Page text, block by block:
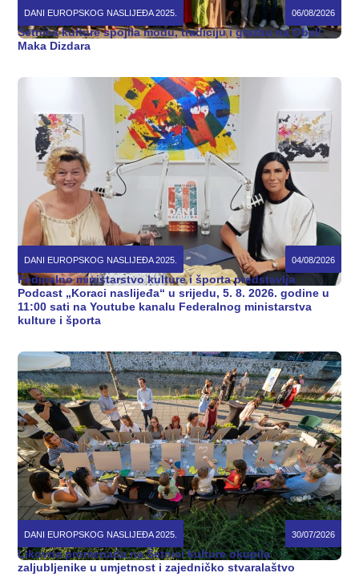
DANI EUROPSKOG NASLIJEĐA 2025. 06/08/2026
Šetnica kulture spojila modu, tradiciju i glazbu na Obali
Maka Dizdara
DANI EUROPSKOG NASLIJEĐA 2025. 04/08/2026
Federalno ministarstvo kulture i športa predstavlja
Podcast „Koraci naslijeđa“ u srijedu, 5. 8. 2026. godine u
11:00 sati na Youtube kanalu Federalnog ministarstva
kulture i športa
DANI EUROPSKOG NASLIJEĐA 2025. 30/07/2026
Likovna promenada na Šetnici kulture okupila
zaljubljenike u umjetnost i zajedničko stvaralaštvo